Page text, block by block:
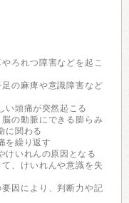
ろれつ障害などを起こ
の麻痺や意識障害など
い頭痛が突然起こる
の動脈にできる膨らみ
に関わる
を繰り返す
けいれんの原因となる
、けいれんや意識を失
因により、判断力や記